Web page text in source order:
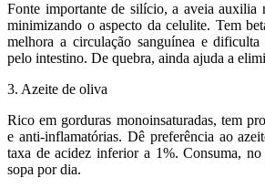
Fonte importante de silício, a aveia auxilia
minimizando o aspecto da celulite. Tem
melhora a circulação sanguínea e
pelo intestino. De quebra, ainda ajuda a
3. Azeite de oliva
Rico em gorduras monoinsaturadas, tem
e anti-inflamatórias. Dê preferência ao
taxa de acidez inferior a 1%. Consuma,
sopa por dia.